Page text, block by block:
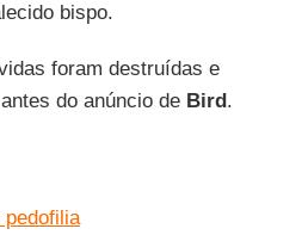
bispo.
foram destruídas e
do anúncio de Bird.
pedofilia